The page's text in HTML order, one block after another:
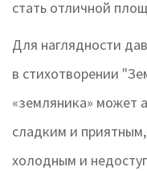
стать отличной
Для наглядности
в стихотворении
«земляника» может
сладким и
холодным и